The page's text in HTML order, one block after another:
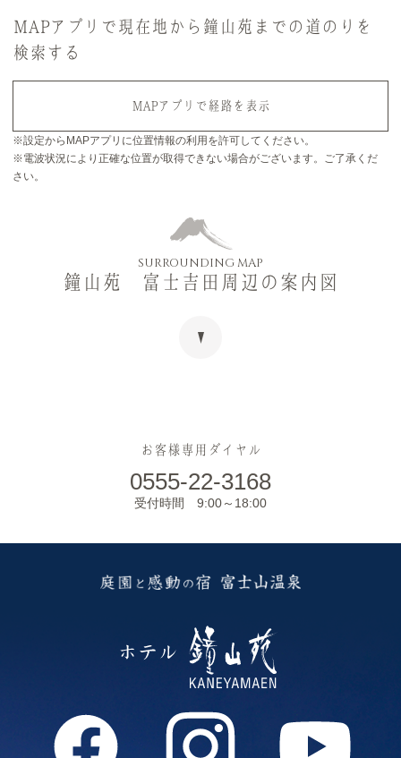
MAPアプリで現在地から鐘山苑までの道のりを
検索する
MAPアプリで経路を表示
※設定からMAPアプリに位置情報の利用を許可してください。
※電波状況により正確な位置が取得できない場合がございます。ご了承くだ
さい。
SURROUNDING MAP
鐘山苑 富士吉田周辺の案内図
お客様専用ダイヤル
0555-22-3168
受付時間 9:00～18:00